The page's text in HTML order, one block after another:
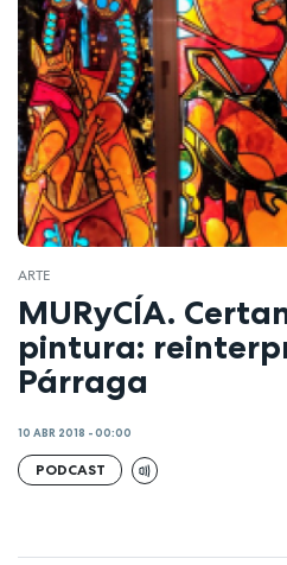
ARTE
MURyCÍA.
pintura:
Párraga
10 ABR 2018 - 00:00
PODCAST